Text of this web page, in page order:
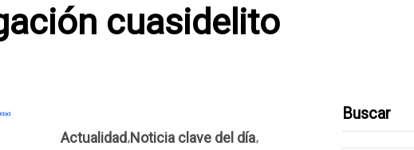
cuasidelito
Actualidad Noticia clave del día
Buscar